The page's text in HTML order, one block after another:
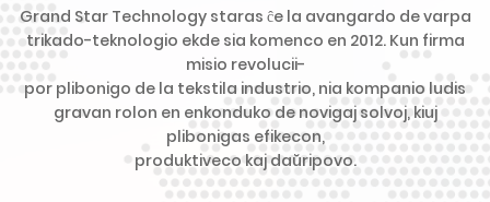
Grand Star Technology staras ĉe la avangardo de varpa
trikado-teknologio ekde sia komenco en 2012. Kun firma
misio revolucii-
por plibonigo de la tekstila industrio, nia kompanio ludis
gravan rolon en enkonduko de novigaj solvoj, kiuj
plibonigas efikecon,
produktiveco kaj daŭripovo.